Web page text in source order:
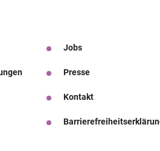
Jobs
Presse
Kontakt